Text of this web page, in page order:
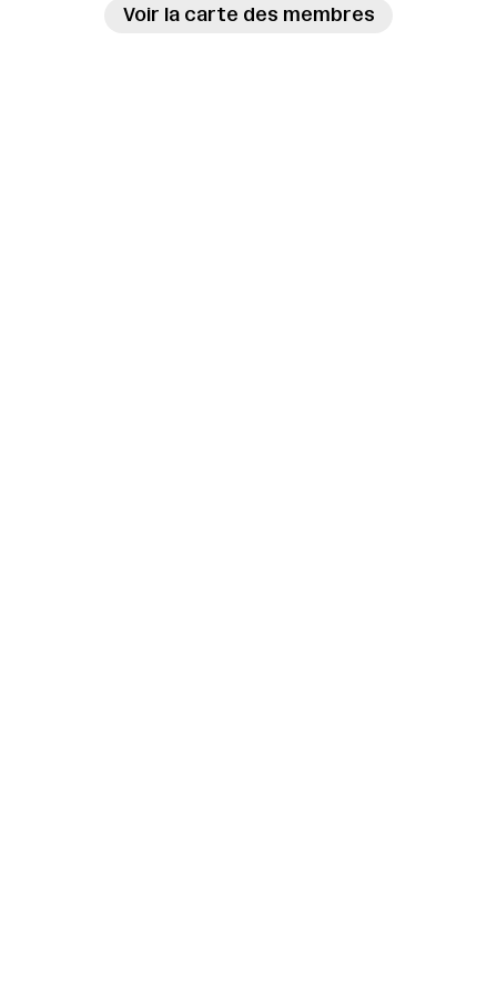
Voir la carte des membres